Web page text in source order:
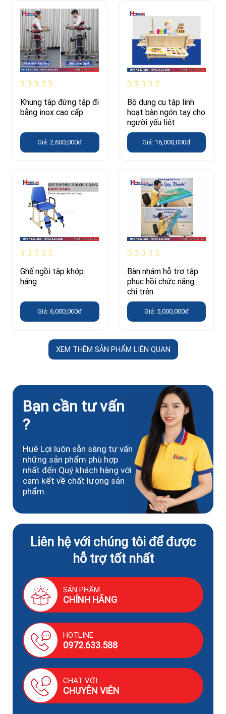
Khung tập đứng tập đi
bằng inox cao cấp
Giá: 2,600,000đ
Bộ dụng cụ tập linh
hoạt bàn ngón tay cho
người yếu liệt
Giá: 16,000,000đ
Ghế ngồi tập khớp
háng
Giá: 6,000,000đ
Bàn nhám hỗ trợ tập
phục hồi chức năng
chi trên
Giá: 5,000,000đ
XEM THÊM SẢN PHẨM LIÊN QUAN
Bạn cần tư vấn
?
Huê Lợi luôn sẵn sàng tư vấn
những sản phẩm phù hợp
nhất đến Quý khách hàng với
cam kết về chất lượng sản
phẩm.
Liên hệ với chúng tôi để được
hỗ trợ tốt nhất
SẢN PHẨM
CHÍNH HÃNG
HOTLINE
0972.633.588
CHAT VỚI
CHUYÊN VIÊN